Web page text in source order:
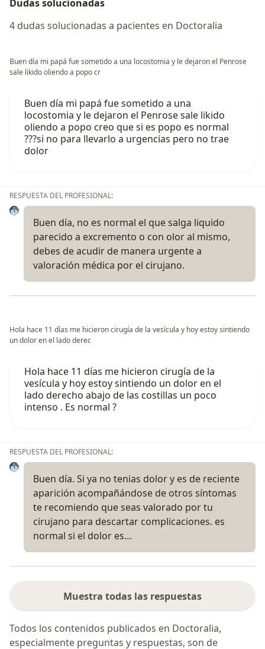
Dudas solucionadas
4 dudas solucionadas a pacientes en Doctoralia
Buen día mi papá fue sometido a una locostomia y le dejaron el Penrose
sale likido oliendo a popo cr
Buen día mi papá fue sometido a una
locostomia y le dejaron el Penrose sale likido
oliendo a popo creo que si es popo es normal
???si no para llevarlo a urgencias pero no trae
dolor
RESPUESTA DEL PROFESIONAL:
Buen día, no es normal el que salga liquido
parecido a excremento o con olor al mismo,
debes de acudir de manera urgente a
valoración médica por el cirujano.
Hola hace 11 días me hicieron cirugía de la vesícula y hoy estoy sintiendo
un dolor en el lado derec
Hola hace 11 días me hicieron cirugía de la
vesícula y hoy estoy sintiendo un dolor en el
lado derecho abajo de las costillas un poco
intenso . Es normal ?
RESPUESTA DEL PROFESIONAL:
Buen día. Si ya no tenias dolor y es de reciente
aparición acompañándose de otros síntomas
te recomiendo que seas valorado por tu
cirujano para descartar complicaciones. es
normal si el dolor es…
Muestra todas las respuestas
Todos los contenidos publicados en Doctoralia,
especialmente preguntas y respuestas, son de